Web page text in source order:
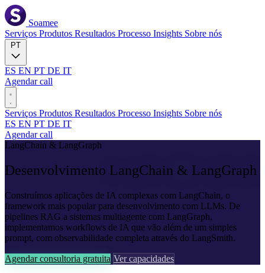
Soamee
Serviços Produtos Resultados Processo Insights Sobre nós
ES EN PT DE IT
Agendar call
Serviços Produtos Resultados Processo Insights Sobre nós
ES EN PT DE IT
Agendar call
LangChain & LangGraph
Desenvolvimento LangChain & LangGraph
Construímos aplicações de IA complexas com LangChain, o
framework mais popular para desenvolvimento com LLMs. De
pipelines RAG a sistemas multiagente com LangGraph,
implementamos workflows de IA que vão além de um simples
prompt, com observabilidade completa através do LangSmith.
Agendar consultoria gratuita Ver capacidades